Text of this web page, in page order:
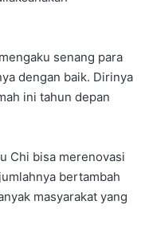
senang para
dengan baik. Dirinya
ini tahun depan
Chi bisa merenovasi
bertambah
masyarakat yang